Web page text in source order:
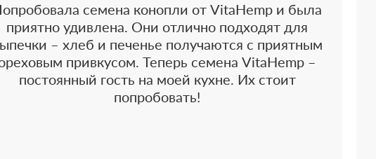
семена конопли от VitaHemp и была
приятно удивлена. Они отлично подходят для
– хлеб и печенье получаются с приятным
привкусом. Теперь семена VitaHemp –
постоянный гость на моей кухне. Их стоит
попробовать!